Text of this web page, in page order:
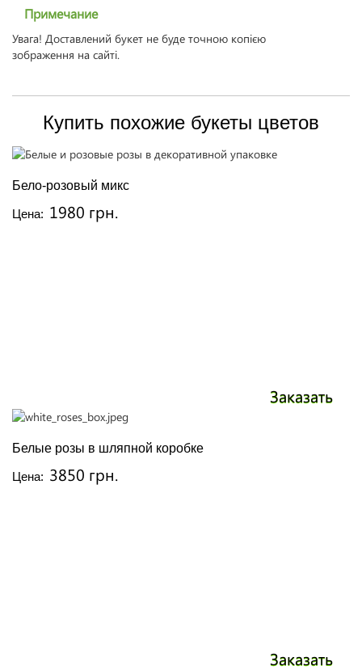
Примечание
Увага! Доставлений букет не буде точною копією
зображення на сайті.
Купить похожие букеты цветов
Бело-розовый микс
Цена: 1980 грн.
Заказать
Белые розы в шляпной коробке
Цена: 3850 грн.
Заказать